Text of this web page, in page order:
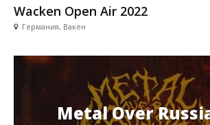
Wacken Open Air 2022
Германия, Вакен
Metal Over